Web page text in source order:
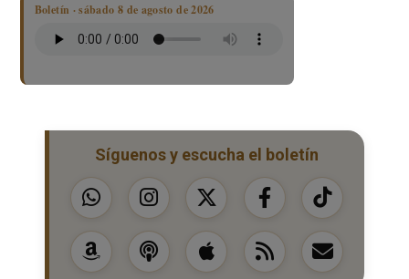
Boletín · sábado 8 de agosto de 2026
Síguenos y escucha el boletín